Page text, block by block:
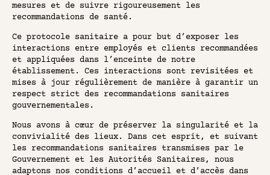
LA GALERIE
PARIS RIVE GAUCHE
NOUS CONTACTER
RÉSERVATION
mesures et de suivre rigoureusement les
recommandations de santé.
Ce protocole sanitaire a pour but d’exposer les
interactions entre employés et clients recommandées
et appliquées dans l’enceinte de notre
établissement. Ces interactions sont revisitées et
mises à jour régulièrement de manière à garantir un
respect strict des recommandations sanitaires
gouvernementales.
Nous avons à cœur de préserver la singularité et la
convivialité des lieux. Dans cet esprit, et suivant
les recommandations sanitaires transmises par le
Gouvernement et les Autorités Sanitaires, nous
adaptons nos conditions d’accueil et d’accès dans